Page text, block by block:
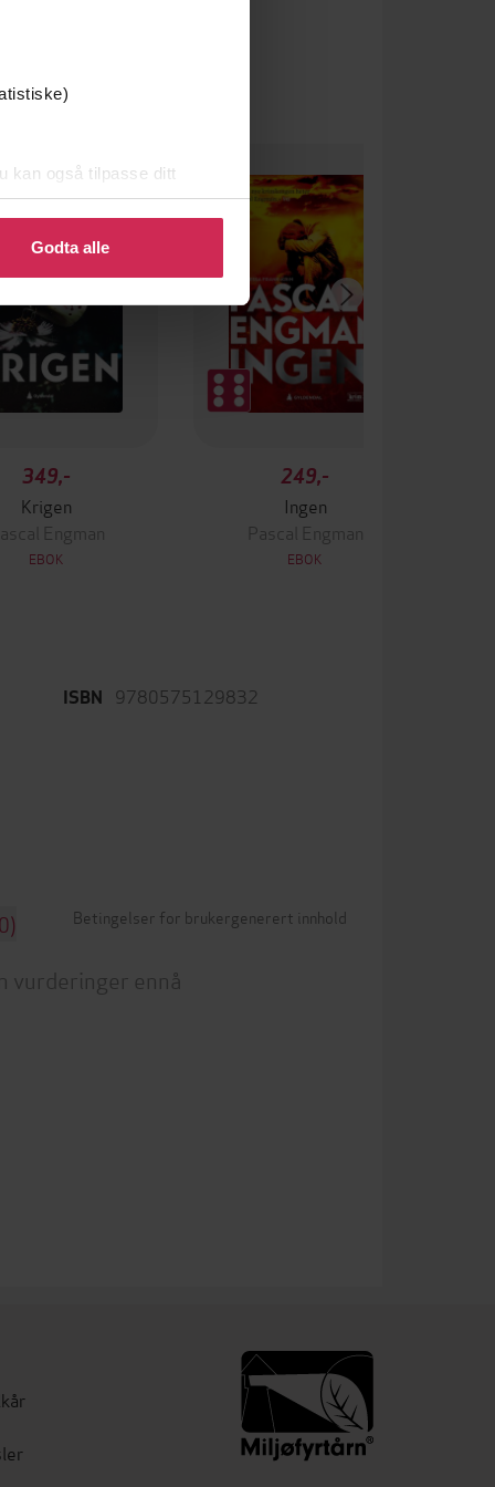
kan også tilpasse ditt
eller endre ditt samtykke.
Godta alle
349,-
Krigen
Engman
EBOK
249,-
Ingen
Pascal Engman
EBOK
ISBN 9780575129832
Betingelser for brukergenerert innhold
vurderinger ennå